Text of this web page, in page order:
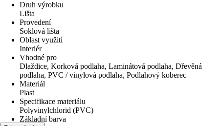
Druh výrobku
Lišta
Provedení
Soklová lišta
Oblast využití
Interiér
Vhodné pro
Dlaždice, Korková podlaha, Laminátová podlaha, Dřevěná
podlaha, PVC / vinylová podlaha, Podlahový koberec
Materiál
Plast
Specifikace materiálu
Polyvinylchlorid (PVC)
Základní barva